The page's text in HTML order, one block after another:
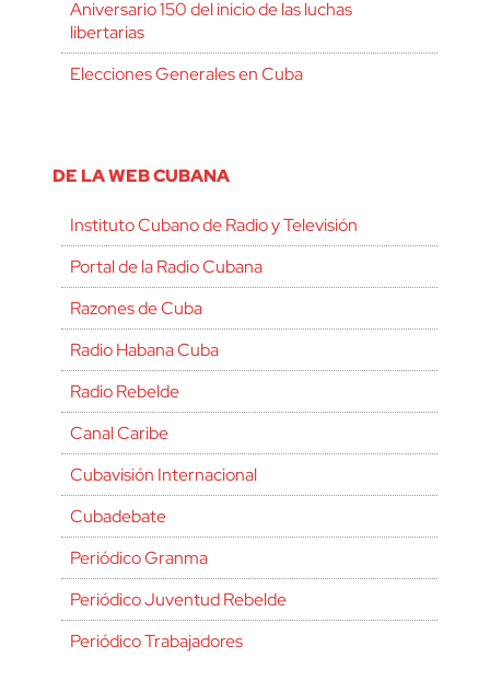
Aniversario 150 del inicio de las luchas
libertarias
Elecciones Generales en Cuba
DE LA WEB CUBANA
Instituto Cubano de Radio y Televisión
Portal de la Radio Cubana
Razones de Cuba
Radio Habana Cuba
Radio Rebelde
Canal Caribe
Cubavisión Internacional
Cubadebate
Periódico Granma
Periódico Juventud Rebelde
Periódico Trabajadores